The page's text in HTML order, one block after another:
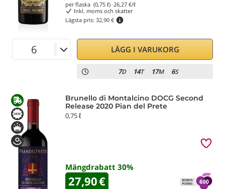
per flaska (0,75 ℓ) 26,27 €/ℓ
Inkl. moms och skatter
Lägsta pris: 32,90 €
LÄGG I VARUKORG
7D 14T 17M 6S
Brunello di Montalcino DOCG Second
Release 2020 Pian del Prete
0,75 ℓ
Mängdrabatt 30%
27,90€